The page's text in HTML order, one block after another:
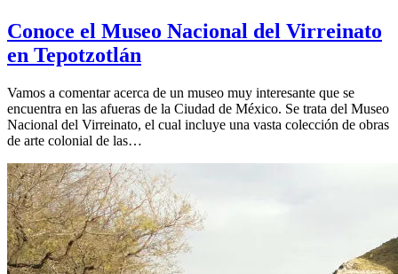
Conoce el Museo Nacional del Virreinato
en Tepotzotlán
Vamos a comentar acerca de un museo muy interesante que se
encuentra en las afueras de la Ciudad de México. Se trata del Museo
Nacional del Virreinato, el cual incluye una vasta colección de obras
de arte colonial de las…